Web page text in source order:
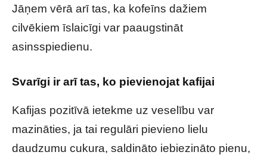
Jāņem vērā arī tas, ka kofeīns dažiem
cilvēkiem īslaicīgi var paaugstināt
asinsspiedienu.
Svarīgi ir arī tas, ko pievienojat kafijai
Kafijas pozitīvā ietekme uz veselību var
mazināties, ja tai regulāri pievieno lielu
daudzumu cukura, saldināto iebiezināto pienu,